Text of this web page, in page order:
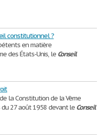
constitutionnel ?
en matière
des États-Unis, le Conseil
la Constitution de la Vème
du 27 août 1958 devant le Conseil